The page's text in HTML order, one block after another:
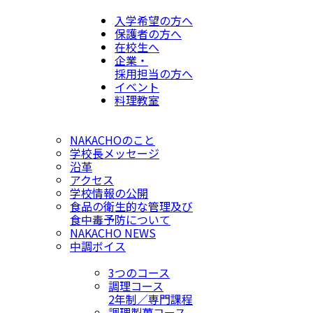
入学希望の方へ
保護者の方へ
在校生へ
企業・
採用担当の方へ
イベント
料理教室
NAKACHOのこと
学校長メッセージ
沿革
アクセス
学校情報の公開
食品の衛生的な管理及び
食中毒予防について
NAKACHO NEWS
中調ボイス
3つのコース
調理コース
2年制／専門課程